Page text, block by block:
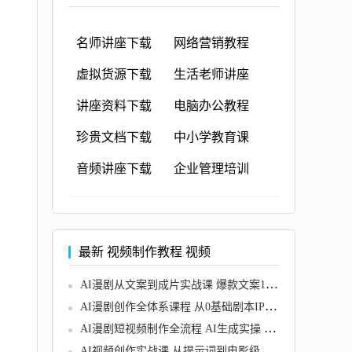
名师讲座下载 网络营销教程
虚拟货源下载 生活老师讲座
讲座资料下载 电脑办公教程
珍贵文档下载 中小学教育课
音频讲座下载 企业管理培训
最新 视频制作教程 视频
AI漫剧从文案到成片实战课 爆款文案13种钩子写法
AI漫剧创作全体系课程 从0基础剧本IP到批量爆款漫剧成片落地
AI漫剧短视频制作全流程 AI生成实操 剪辑发布落地